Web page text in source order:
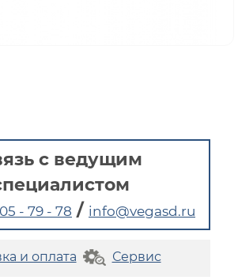
с ведущим
- 79 - 78 / info@vegasd.ru
и оплата Сервис